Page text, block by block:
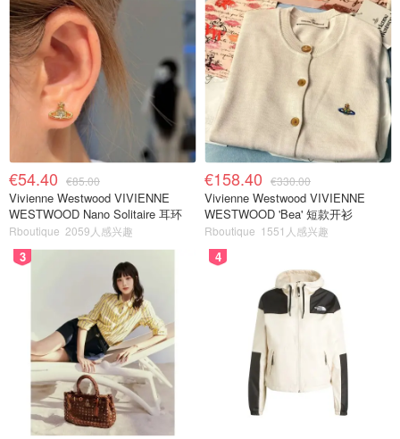
€54.40 €85.00
Vivienne Westwood VIVIENNE
WESTWOOD Nano Solitaire 耳环
Rboutique 2059人感兴趣
€158.40 €330.00
Vivienne Westwood VIVIENNE
WESTWOOD 'Bea' 短款开衫
Rboutique 1551人感兴趣
3 4